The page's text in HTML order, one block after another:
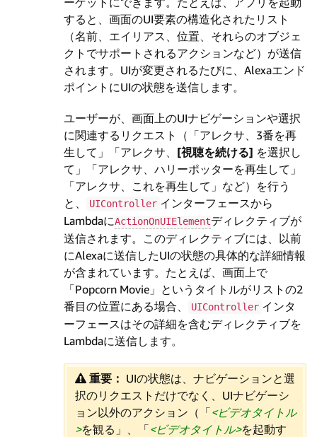
すると、画面のUI要素の構造化されたリスト
（名前、エイリアス、位置、それらのオブジェ
クトでサポートされるアクションなど）が送信
されます。UIが変更されるたびに、Alexaエンド
ポイントにUIの状態を送信します。
ユーザーが、画面上のUIナビゲーションや選択
に関連するリクエスト（「アレクサ、3番を再
生して」「アレクサ、 [視聴を続ける] を選択し
て」「アレクサ、ハリーポッターを再生して」
「アレクサ、これを再生して」など）を行う
と、
UIController インターフェースから
LambdaにActionOnUIElementディレクティブが
送信されます。このディレクティブには、以前
にAlexaに送信したUIの状態の具体的な詳細情報
が含まれています。たとえば、画面上で
「Popcorn Movie」というタイトルがリストの2
番目の位置にある場合、
UIController インタ
ーフェースはその詳細を含むディレクティブを
Lambdaに送信します。
重要： UIの状態は、ナビゲーションと選
択のリクエストだけでなく、UIナビゲーシ
ョン以外のアクション（「 ビデオタイトル
を観る」、「 ビデオタイトル を起動す